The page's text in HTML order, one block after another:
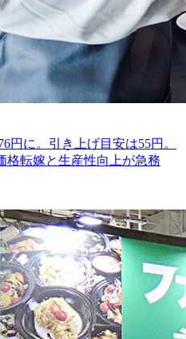
円に。引き上げ目安は55円。
格転嫁と生産性向上が急務